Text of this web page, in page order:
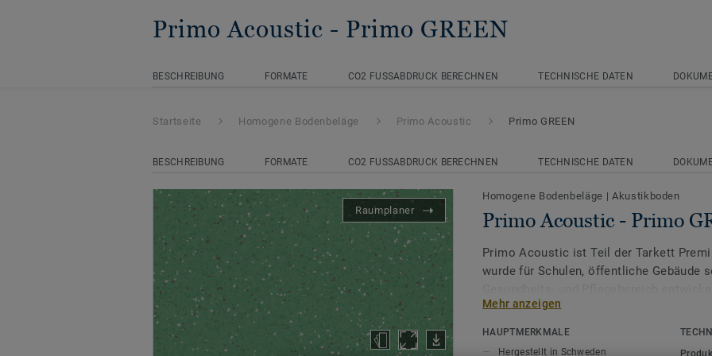
Primo Acoustic - Primo GREEN
BESCHREIBUNG FORMATE CO2 FUSSABDRUCK BERECHNEN TECHNISCHE DATEN
Startseite Homogene Bodenbeläge Primo Acoustic Primo GREEN
BESCHREIBUNG FORMATE CO2 FUSSABDRUCK BERECHNEN TECHNISCHE DATEN
Raumplaner
Homogene Bodenbeläge | Akustikboden
Primo Acoustic - Primo
Primo Acoustic ist Teil der Tarkett
wurde für Schulen, öffentliche Gebäude
Mehr anzeigen
HAUPTMERKMALE
Hergestellt in Schweden